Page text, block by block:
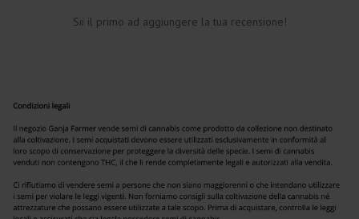
Sii il primo ad aggiungere la tua recensione!